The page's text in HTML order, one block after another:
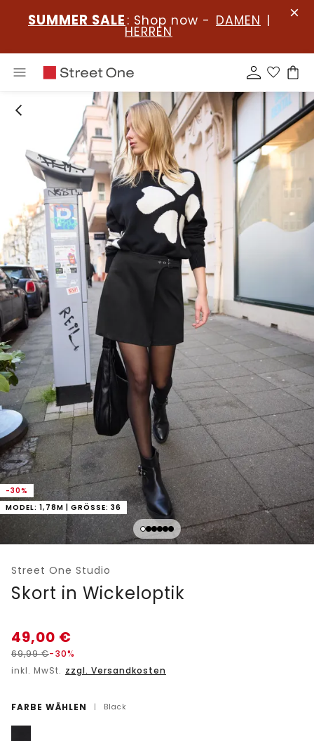
SUMMER SALE : Shop now - DAMEN |
HERREN
-30%
MODEL: 1,78M | GRÖSSE: 36
Street One Studio
Skort in Wickeloptik
49,00 €
69,99€-30%
inkl. MwSt. zzgl. Versandkosten
FARBE WÄHLEN | Black